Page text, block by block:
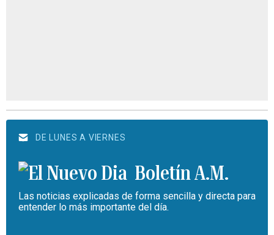
DE LUNES A VIERNES
Boletín A.M.
Las noticias explicadas de forma sencilla y directa para
entender lo más importante del día.